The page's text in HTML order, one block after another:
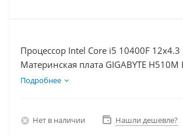
Процессор Intel Core i5 10400F 12x4.3
Материнская плата GIGABYTE H510M
Видеокарта RTX 4090 24Гб, Память
Подробнее
Нет в наличии Нашли дешевле?